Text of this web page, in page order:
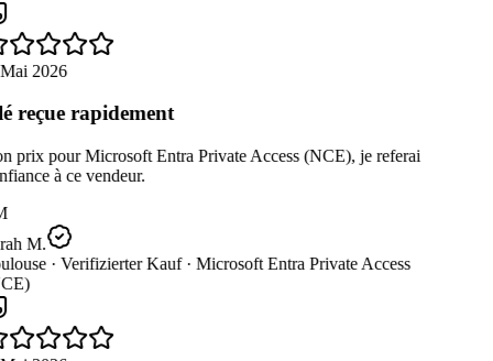
2026
reçue rapidement
prix pour Microsoft Entra Private Access (NCE), je referai
à ce vendeur.
M.
· Verifizierter Kauf · Microsoft Entra Private Access